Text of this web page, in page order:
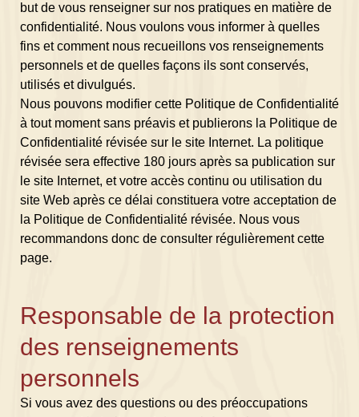
but de vous renseigner sur nos pratiques en matière de
confidentialité. Nous voulons vous informer à quelles
fins et comment nous recueillons vos renseignements
personnels et de quelles façons ils sont conservés,
utilisés et divulgués.
Nous pouvons modifier cette Politique de Confidentialité
à tout moment sans préavis et publierons la Politique de
Confidentialité révisée sur le site Internet. La politique
révisée sera effective 180 jours après sa publication sur
le site Internet, et votre accès continu ou utilisation du
site Web après ce délai constituera votre acceptation de
la Politique de Confidentialité révisée. Nous vous
recommandons donc de consulter régulièrement cette
page.
Responsable de la protection
des renseignements
personnels
Si vous avez des questions ou des préoccupations